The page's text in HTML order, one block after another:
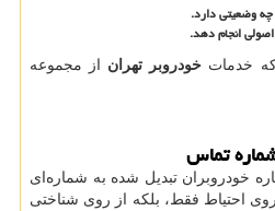
چه وضعیتی دارد.
انجام دهد.
خدمات خودروبر تهران از مجموعه
تماس
خودروبران تبدیل شده به شماره‌ای
احتیاط فقط، بلکه از روی شناختی